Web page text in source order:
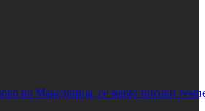
во Македонија, се мерат високи